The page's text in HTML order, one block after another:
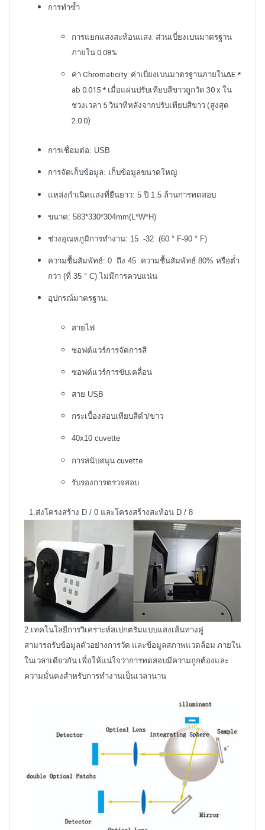
การทำซ้ำ
การแยกแสงสะท้อนแสง: ส่วนเบี่ยงเบนมาตรฐาน
ภายใน 0.08%
ค่า Chromaticity: ค่าเบี่ยงเบนมาตรฐานภายในΔE *
ab 0.015 * เมื่อแผ่นปรับเทียบสีขาวถูกวัด 30 x ใน
ช่วงเวลา 5 วินาทีหลังจากปรับเทียบสีขาว (สูงสุด
2.0.0)
การเชื่อมต่อ: USB
การจัดเก็บข้อมูล: เก็บข้อมูลขนาดใหญ่
แหล่งกำเนิดแสงที่ยืนยาว: 5 ปี 1.5 ล้านการทดสอบ
ขนาด: 583*330*304mm(L*W*H)
ช่วงอุณหภูมิการทำงาน: 15 -32 (60 ° F-90 ° F)
ความชื้นสัมพัทธ์: 0 ถึง 45 ความชื้นสัมพัทธ์ 80% หรือต่ำ
กว่า (ที่ 35 ° C) ไม่มีการควบแน่น
อุปกรณ์มาตรฐาน:
สายไฟ
ซอฟต์แวร์การจัดการสี
ซอฟต์แวร์การขับเคลื่อน
สาย USฺB
กระเบื้องสอบเทียบสีดำ/ขาว
40x10 cuvette
การสนับสนุน cuvette
รับรองการตรวจสอบ
1.ส่งโครงสร้าง D / 0 และโครงสร้างสะท้อน D / 8
2.เทคโนโลยีการวิเคราะห์สเปกตรัมแบบแสงเส้นทางคู่
สามารถรับข้อมูลตัวอย่างการวัด และข้อมูลสภาพแวดล้อม ภายใน
ในเวลาเดียวกัน เพื่อให้แน่ใจว่าการทดสอบมีความถูกต้องและ
ความมั่นคงสำหรับการทำงานเป็นเวลานาน